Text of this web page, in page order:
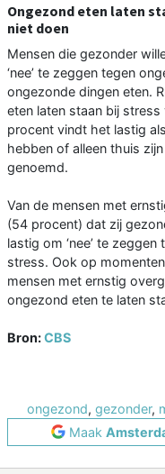
Ongezond eten laten
niet doen
Mensen die gezonder
‘nee’ te zeggen tegen
ongezonde dingen eten.
eten laten staan bij
procent vindt het lastig
hebben of alleen thuis
genoemd.
Van de mensen met
(54 procent) dat zij
lastig om ‘nee’ te
stress. Ook op
mensen met ernstig
ongezond eten te laten
Bron:CBS
ongezond, gezonder,
Maak